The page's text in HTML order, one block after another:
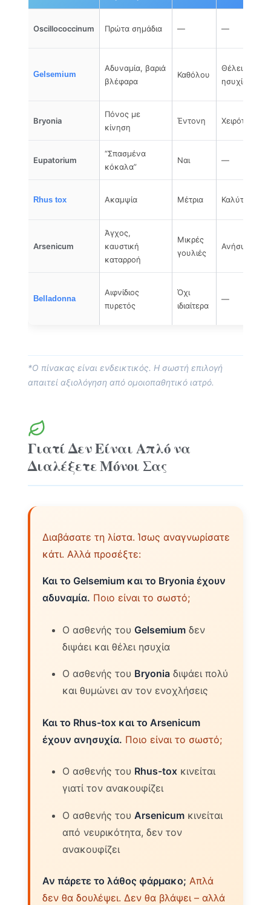
Oscillococcinum Πρώτα σημάδια — —
Gelsemium
Αδυναμία, βαριά
βλέφαρα
Καθόλου
Θέλει
ησυχία
Bryonia
Πόνος με
κίνηση
Έντονη Χειρότερα
Eupatorium
“Σπασμένα
κόκαλα”
Ναι —
Rhus tox Ακαμψία Μέτρια Καλύτερα
Arsenicum
Άγχος,
καυστική
καταρροή
Μικρές
γουλιές
Ανήσυχος
Belladonna
Αιφνίδιος
πυρετός
Όχι
ιδιαίτερα
—
*Ο πίνακας είναι ενδεικτικός. Η σωστή επιλογή
απαιτεί αξιολόγηση από ομοιοπαθητικό ιατρό.
Γιατί Δεν Είναι Απλό να
Διαλέξετε Μόνοι Σας
Διαβάσατε τη λίστα. Ίσως αναγνωρίσατε
κάτι. Αλλά προσέξτε:
Και το Gelsemium και το Bryonia έχουν
αδυναμία. Ποιο είναι το σωστό;
Ο ασθενής του Gelsemium δεν
διψάει και θέλει ησυχία
Ο ασθενής του Bryonia διψάει πολύ
και θυμώνει αν τον ενοχλήσεις
Και το Rhus-tox και το Arsenicum
έχουν ανησυχία. Ποιο είναι το σωστό;
Ο ασθενής του Rhus-tox κινείται
γιατί τον ανακουφίζει
Ο ασθενής του Arsenicum κινείται
από νευρικότητα, δεν τον
ανακουφίζει
Αν πάρετε το λάθος φάρμακο; Απλά
δεν θα δουλέψει. Δεν θα βλάψει – αλλά